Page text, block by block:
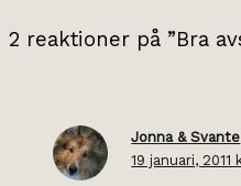
2 reaktioner på ”Bra
Jonna & Svante
19 januari, 2011